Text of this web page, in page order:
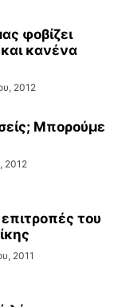
φοβίζει
κανένα
2012
Μπορούμε
2012
επιτροπές του
2011